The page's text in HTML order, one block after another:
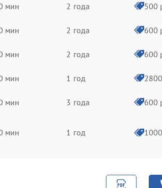
мин 2 года 500
мин 2 года 600
мин 2 года 600
мин 1 год
мин 3 года 600
мин 1 год